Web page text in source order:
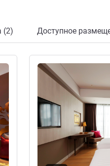
(2) Доступное
Подробная